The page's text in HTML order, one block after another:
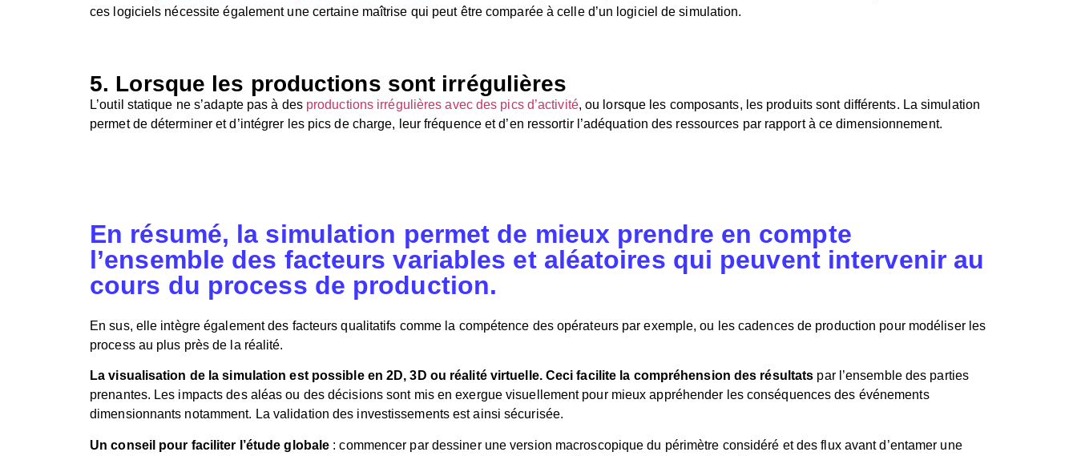
ces logiciels nécessite également une certaine maîtrise qui peut être comparée à celle d’un logiciel de simulation.
5. Lorsque les productions sont irrégulières
L’outil statique ne s’adapte pas à des productions irrégulières avec des pics d’activité, ou lorsque les composants, les produits sont différents. La simulation
permet de déterminer et d’intégrer les pics de charge, leur fréquence et d’en ressortir l’adéquation des ressources par rapport à ce dimensionnement.
En résumé, la simulation permet de mieux prendre en compte
l’ensemble des facteurs variables et aléatoires qui peuvent intervenir au
cours du process de production.
En sus, elle intègre également des facteurs qualitatifs comme la compétence des opérateurs par exemple, ou les cadences de production pour modéliser les
process au plus près de la réalité.
La visualisation de la simulation est possible en 2D, 3D ou réalité virtuelle. Ceci facilite la compréhension des résultats par l’ensemble des parties
prenantes. Les impacts des aléas ou des décisions sont mis en exergue visuellement pour mieux appréhender les conséquences des événements
dimensionnants notamment. La validation des investissements est ainsi sécurisée.
Un conseil pour faciliter l’étude globale : commencer par dessiner une version macroscopique du périmètre considéré et des flux avant d’entamer une